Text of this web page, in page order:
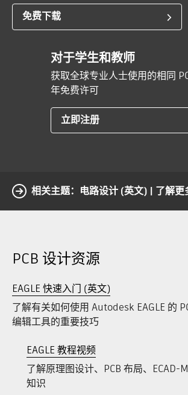
免费下载
对于学生和教师
获取全球专业人士使用的相同
年免费许可
立即注册
相关主题：电路设计 (英文) | 了解更
PCB 设计资源
EAGLE 快速入门 (英文)
了解有关如何使用 Autodesk EAGLE 的
编辑工具的重要技巧
EAGLE 教程视频
了解原理图设计、PCB 布局、ECAD-
知识